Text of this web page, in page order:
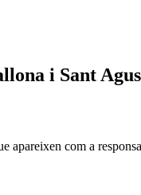
i Sant
com a